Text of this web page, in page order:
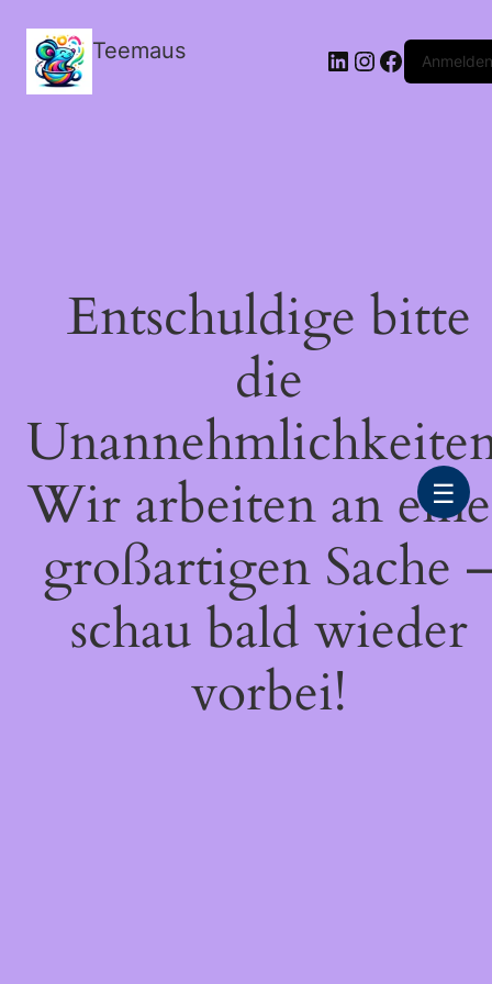
Teemaus LinkedIn
Instagram
FacebookAnmelden
Entschuldige bitte
die
Wir arbeiten an
großartigen Sache
schau bald wieder
vorbei!
☰